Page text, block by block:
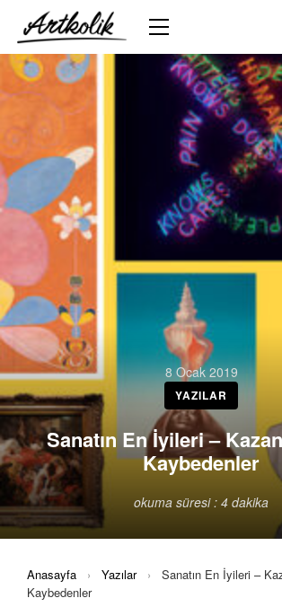
8 Ocak 2019
YAZILAR
Sanatın En İyileri –
Kaybedenler
okuma süresi : 4 dakika
Anasayfa › Yazılar ›
Sanatın En İyileri –
Kaybedenler